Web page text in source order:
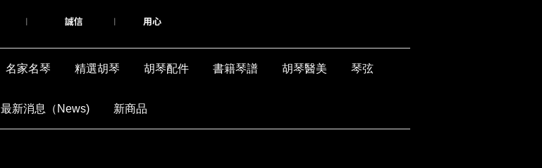
名家名琴 精選胡琴 胡琴配件 書籍琴譜 胡琴醫美 琴弦
最新消息（News) 新商品